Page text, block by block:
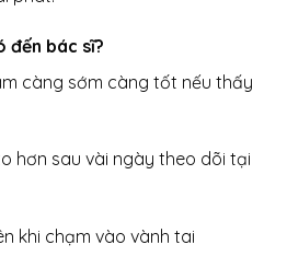
đến bác sĩ?
càng sớm càng tốt nếu thấy
hơn sau vài ngày theo dõi tại
khi chạm vào vành tai